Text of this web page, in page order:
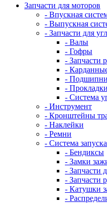
Запчасти для моторов
- Впускная
- Выпускная
- Запчасти для
- Валы
- Гофры
- Запчасти
-
-
-
- Система
- Инструмент
- Кронштейны
- Наклейки
- Ремни
- Система
- Бендиксы
- Замки
- Запчасти
- Запчасти
- Катушки
-